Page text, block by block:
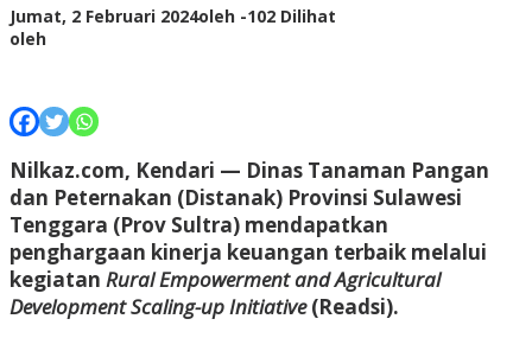
Jumat, 2 Februari 2024oleh -102 Dilihat
oleh
Nilkaz.com, Kendari — Dinas Tanaman Pangan
dan Peternakan (Distanak) Provinsi Sulawesi
Tenggara (Prov Sultra) mendapatkan
penghargaan kinerja keuangan terbaik melalui
kegiatan Rural Empowerment and Agricultural
Development Scaling-up Initiative(Readsi).